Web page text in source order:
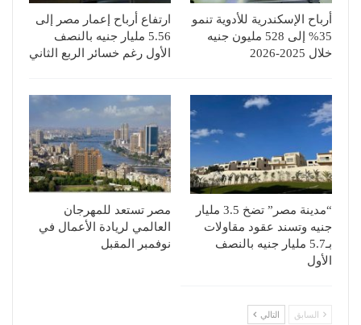
أرباح الإسكندرية للأدوية تنمو
35% إلى 528 مليون جنيه
خلال 2025-2026
ارتفاع أرباح إعمار مصر إلى
5.56 مليار جنيه بالنصف
الأول رغم خسائر الربع الثاني
“مدينة مصر” تضخ 3.5 مليار
جنيه وتسند عقود مقاولات
بـ5.7 مليار جنيه بالنصف
الأول
مصر تستعد للمهرجان
العالمي لريادة الأعمال في
نوفمبر المقبل
السابق التالي